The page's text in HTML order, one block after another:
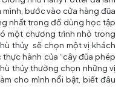
mình, bước vào cửa hàng đũa
nhất trong đồ dùng học tập
một chương trình nhỏ trong
thủy sẽ chọn một vị khách
hành của “cây đũa phép
thủy thường chọn những vị
cho mình nổi bật, biết đâu